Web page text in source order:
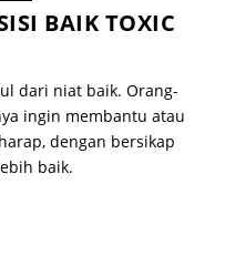
BAIK TOXIC
dari niat baik. Orang-
ingin membantu atau
dengan bersikap
baik.